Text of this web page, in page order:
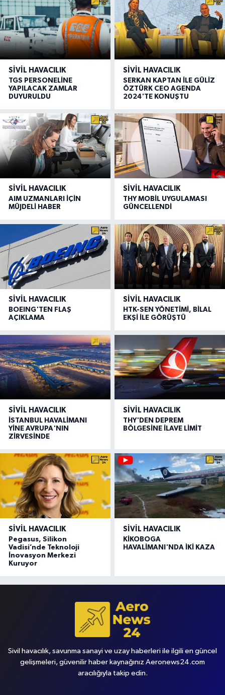
SIVIL HAVACILIK
TGS PERSONELİNE
YAPILACAK ZAMLAR
DUYURULDU
SIVIL HAVACILIK
SERKAN KAPTAN İLE GÜLİZ
ÖZTÜRK CEO AGENDA
2024'TE KONUŞTU
SIVIL HAVACILIK
AIM UZMANLARI İÇİN
MÜJDELİ HABER
SIVIL HAVACILIK
THY MOBİL UYGULAMASI
GÜNCELLENDİ
SIVIL HAVACILIK
BOEING'TEN FLAŞ
AÇIKLAMA
SIVIL HAVACILIK
HTK-SEN YÖNETİMİ, BİLAL
EKŞİ İLE GÖRÜŞTÜ
SIVIL HAVACILIK
İSTANBUL HAVALİMANI
YİNE AVRUPA'NIN
ZİRVESİNDE
SIVIL HAVACILIK
THY'DEN DEPREM
BÖLGESİNE İLAVE LİMİT
SIVIL HAVACILIK
Pegasus, Silikon
Vadisi’nde Teknoloji
İnovasyon Merkezi
Kuruyor
SIVIL HAVACILIK
KİKOBOGA
HAVALİMANI'NDA İKİ KAZA
Sivil havacılık, savunma sanayi ve uzay haberleri ile ilgili en güncel
gelişmeleri, güvenilir haber kaynağınız Aeronews24.com
aracılığıyla takip edin.